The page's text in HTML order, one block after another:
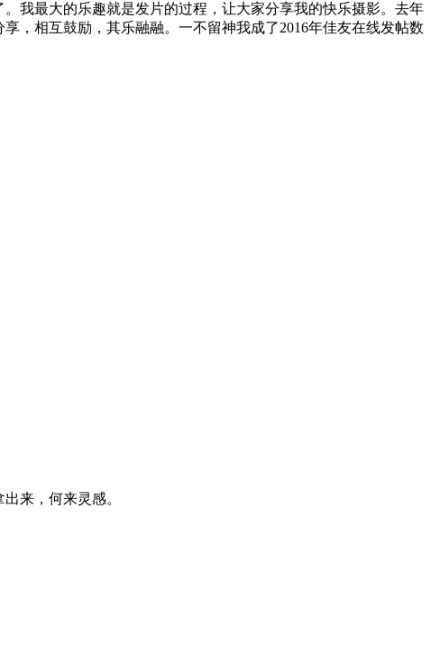
我最大的乐趣就是发片的过程，让大家分享我的快乐摄影。去年
，相互鼓励，其乐融融。一不留神我成了2016年佳友在线发帖数
来，何来灵感。